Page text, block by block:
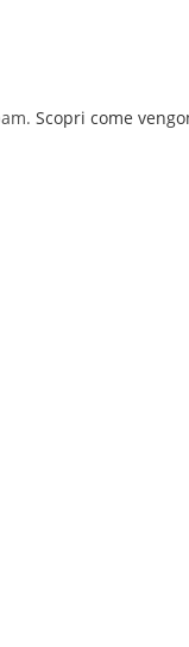
Scopri come